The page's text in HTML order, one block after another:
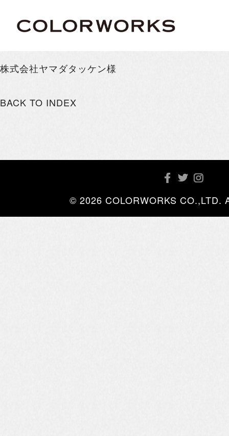
株式会社ヤマダタッケン様
BACK TO INDEX
© 2026 COLORWORKS CO.,LTD.